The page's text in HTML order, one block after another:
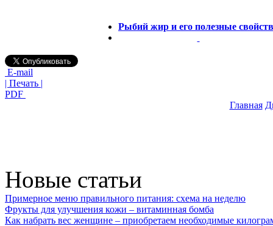
Рыбий жир и его полезные
E-mail
| Печать |
PDF
Главная
Новые статьи
Примерное меню правильного питания: схема на неделю
Фрукты для улучшения кожи – витаминная бомба
Как набрать вес женщине – приобретаем необходимые